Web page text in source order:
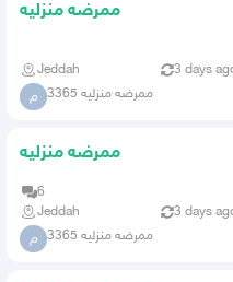
ممرضه منزليه
Jeddah 3 days
م ممرضه منزليه 3365
ممرضه منزليه
6
Jeddah
3 days
م ممرضه منزليه 3365